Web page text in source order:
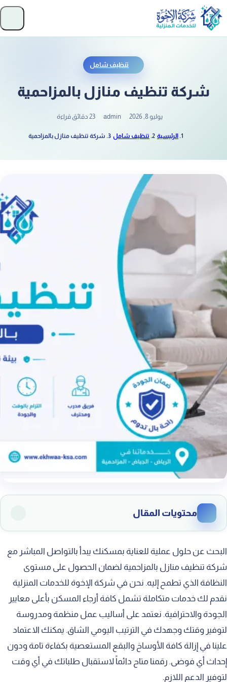
تخطَّ إلى المحتوى
تنظيف شامل
شركة تنظيف منازل بالمزاحمية
يوليو 8, 2026 admin 23 دقائق قراءة
الرئيسية تنظيف شامل شركة تنظيف منازل بالمزاحمية
محتويات المقال
تنظيف وتجهيز غرف الاستقبال
العناية الشاملة بغرف النوم
تنظيف المطابخ وإزالة الشحوم
تعقيم الحمامات وتطهيرها بالكامل
غسيل السجاد والموكيت بعمق
العناية بالستائر والمفروشات المعلقة
البحث عن حلول عملية للعناية بمسكنك يبدأ بالتواصل المباشر مع
شركة تنظيف منازل بالمزاحمية لضمان الحصول على مستوى
النظافة الذي تطمح إليه. نحن في شركة الإخوة للخدمات المنزلية
نقدم لك خدمات متكاملة تشمل كافة أرجاء المسكن بأعلى معايير
الجودة والاحترافية. نعتمد على أساليب عمل منظمة ومدروسة
لتوفير وقتك وجهدك في الترتيب اليومي الشاق. يمكنك الاعتماد
علينا في إزالة كافة الأوساخ والبقع المستعصية بكفاءة تامة ودون
إحداث أي فوضى. رقمنا متاح دائماً لاستقبال طلباتك في أي وقت
لتوفير الدعم اللازم.